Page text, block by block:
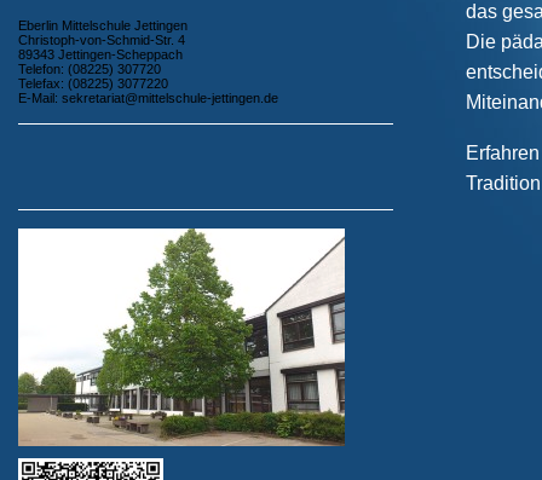
das
Die
Eberlin Mittelschule Jettingen
Christoph-von-Schmid-Str. 4
89343 Jettingen-Scheppach
Telefon: (08225) 307720
Telefax: (08225) 3077220
E-Mail: sekretariat@mittelschule-jettingen.de